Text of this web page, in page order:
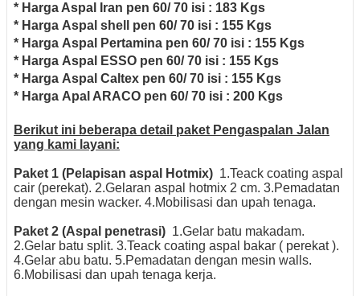
* Harga Aspal Iran pen 60/ 70 isi : 183 Kgs
* Harga Aspal shell pen 60/ 70 isi : 155 Kgs
* Harga Aspal Pertamina pen 60/ 70 isi : 155 Kgs
* Harga Aspal ESSO pen 60/ 70 isi : 155 Kgs
* Harga Aspal Caltex pen 60/ 70 isi : 155 Kgs
* Harga Apal ARACO pen 60/ 70 isi : 200 Kgs
Berikut ini beberapa detail paket Pengaspalan Jalan
yang kami layani:
Paket 1 (Pelapisan aspal Hotmix) 1.Teack coating aspal
cair (perekat). 2.Gelaran aspal hotmix 2 cm. 3.Pemadatan
dengan mesin wacker. 4.Mobilisasi dan upah tenaga.
Paket 2 (Aspal penetrasi) 1.Gelar batu makadam.
2.Gelar batu split. 3.Teack coating aspal bakar ( perekat ).
4.Gelar abu batu. 5.Pemadatan dengan mesin walls.
6.Mobilisasi dan upah tenaga kerja.